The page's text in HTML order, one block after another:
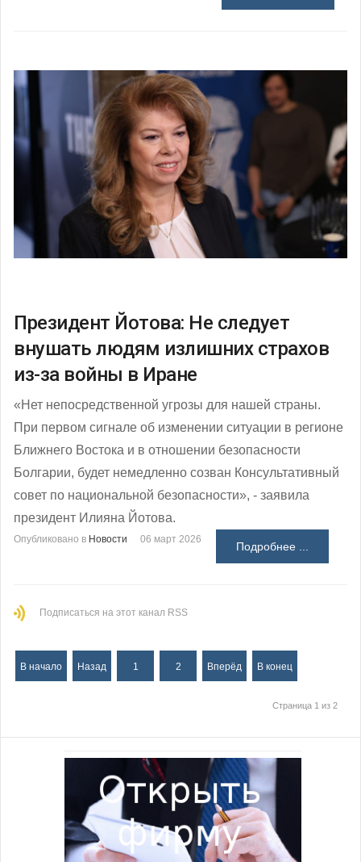
Президент Йотова: Не следует
внушать людям излишних страхов
из-за войны в Иране
«Нет непосредственной угрозы для нашей страны.
При первом сигнале об изменении ситуации в регионе
Ближнего Востока и в отношении безопасности
Болгарии, будет немедленно созван Консультативный
совет по национальной безопасности», - заявила
президент Илияна Йотова.
Опубликовано в Новости 06 март 2026
Подробнее ...
Подписаться на этот канал RSS
В начало Назад 1 2 Вперёд В конец
Страница 1 из 2